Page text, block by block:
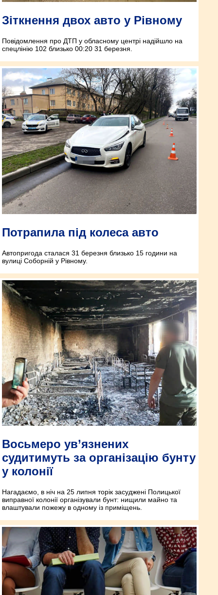
Зіткнення двох авто у Рівному
Повідомлення про ДТП у обласному центрі надійшло на
спецлінію 102 близько 00:20 31 березня.
Потрапила під колеса авто
Автопригода сталася 31 березня близько 15 години на
вулиці Соборній у Рівному.
Восьмеро ув’язнених
судитимуть за організацію бунту
у колонії
Нагадаємо, в ніч на 25 липня торік засуджені Полицької
виправної колонії організували бунт: нищили майно та
влаштували пожежу в одному із приміщень.